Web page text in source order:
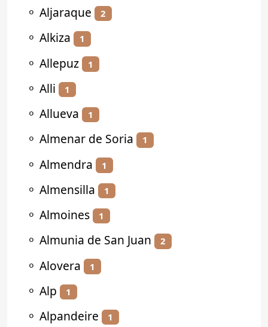
⚬ Aljaraque 2
⚬ Alkiza 1
⚬ Allepuz 1
⚬ Alli 1
⚬ Allueva 1
⚬ Almenar de Soria 1
⚬ Almendra 1
⚬ Almensilla 1
⚬ Almoines 1
⚬ Almunia de San Juan 2
⚬ Alovera 1
⚬ Alp 1
⚬ Alpandeire 1